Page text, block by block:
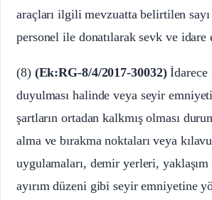
araçları ilgili mevzuatta belirtilen
personel ile donatılarak sevk ve idare
(8) (Ek:RG-8/4/2017-30032)İdarece
duyulması halinde veya seyir
şartların ortadan kalkmış olması
alma ve bırakma noktaları veya
uygulamaları, demir yerleri,
ayırım düzeni gibi seyir emniyetine